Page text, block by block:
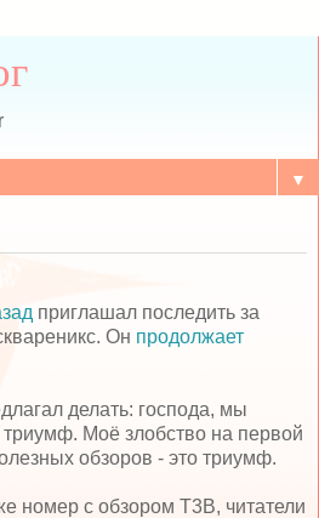
▼
приглашал последить за
Он продолжает
делать: господа, мы
триумф. Моё злобство на первой
обзоров - это триумф.
номер с обзором T3B, читатели